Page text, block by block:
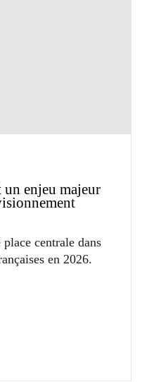
enjeu majeur
centrale dans
en 2026.